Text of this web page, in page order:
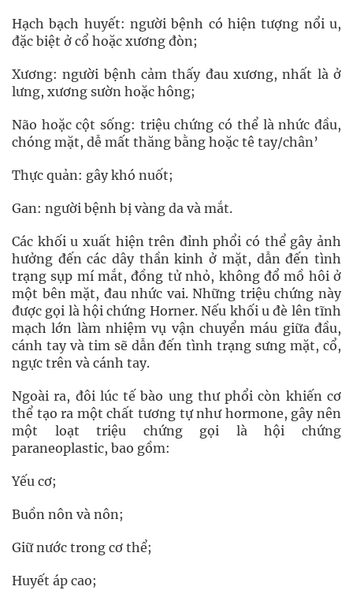
Hạch bạch huyết: người bệnh có hiện tượng nổi u,
đặc biệt ở cổ hoặc xương đòn;
Xương: người bệnh cảm thấy đau xương, nhất là ở
lưng, xương sườn hoặc hông;
Não hoặc cột sống: triệu chứng có thể là nhức đầu,
chóng mặt, dễ mất thăng bằng hoặc tê tay/chân’
Thực quản: gây khó nuốt;
Gan: người bệnh bị vàng da và mắt.
Các khối u xuất hiện trên đỉnh phổi có thể gây ảnh
hưởng đến các dây thần kinh ở mặt, dẫn đến tình
trạng sụp mí mắt, đồng tử nhỏ, không đổ mồ hôi ở
một bên mặt, đau nhức vai. Những triệu chứng này
được gọi là hội chứng Horner. Nếu khối u đè lên tĩnh
mạch lớn làm nhiệm vụ vận chuyển máu giữa đầu,
cánh tay và tim sẽ dẫn đến tình trạng sưng mặt, cổ,
ngực trên và cánh tay.
Ngoài ra, đôi lúc tế bào ung thư phổi còn khiến cơ
thể tạo ra một chất tương tự như hormone, gây nên
một loạt triệu chứng gọi là hội chứng
paraneoplastic, bao gồm:
Yếu cơ;
Buồn nôn và nôn;
Giữ nước trong cơ thể;
Huyết áp cao;